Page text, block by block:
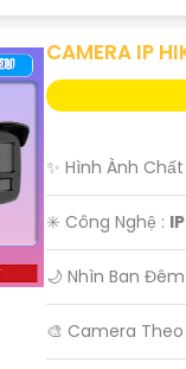
CAMERA IP
✨ Hình Ành
✳️ Công Nghệ :
🌙 Nhìn Ban Đêm
🎨 Camera Theo